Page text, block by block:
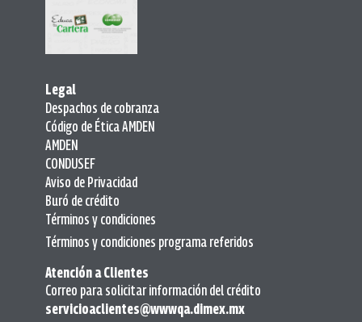
Legal
Despachos de cobranza
Código de Ética AMDEN
AMDEN
CONDUSEF
Aviso de Privacidad
Buró de crédito
Términos y condiciones
Términos y condiciones programa referidos
Atención a Clientes
Correo para solicitar información del crédito
servicioaclientes@wwwqa.dimex.mx